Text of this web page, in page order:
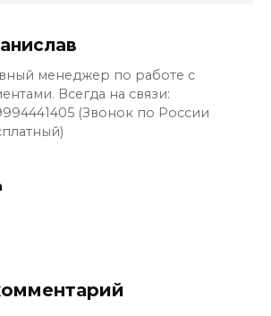
менеджер по работе с
Всегда на связи:
(Звонок по России